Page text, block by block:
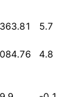
5.7
4.8